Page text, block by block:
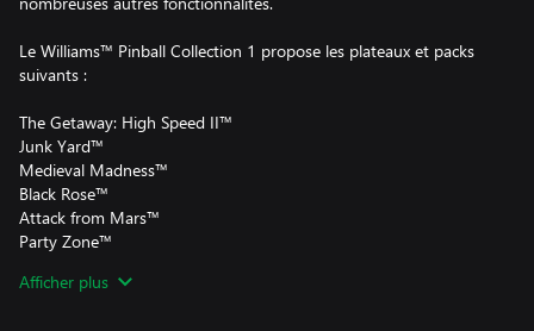
Le Williams™ Pinball Collection 1 propose les plateaux et packs
suivants :
The Getaway: High Speed II™
Junk Yard™
Medieval Madness™
Black Rose™
Attack from Mars™
Party Zone™
Safe Cracker™
Afficher plus